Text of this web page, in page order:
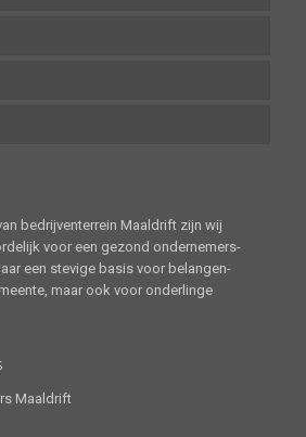
bedrijventerrein Maaldrift zijn wij
voor een gezond ondernemers-
een stevige basis voor belangen-
maar ook voor onderlinge
Maaldrift